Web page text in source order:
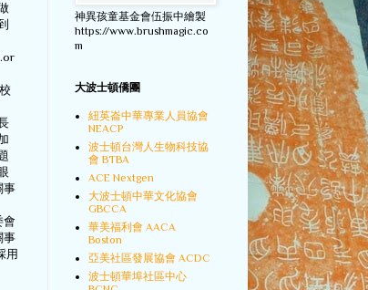
事
會
事
用
神異孩童基金會伍振中繪製
https://www.brushmagic.co
m
大波士頓僑團
紐英崙中華專業人員協會
NEACP
波士頓台灣人生物科技協
會 BTBA
ACE Nextgen
大波士頓中華文化協會
GBCCA
華美福利會 AACA
Boston
亞美社區發展協會 ACDC
波士頓華埠社區中心